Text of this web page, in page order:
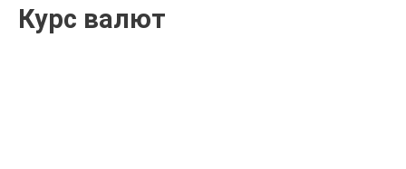
Курс валют